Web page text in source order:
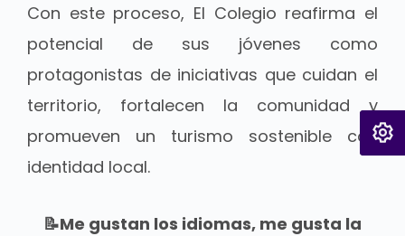
Con este proceso, El Colegio reafirma el
potencial de sus jóvenes como
protagonistas de iniciativas que cuidan el
territorio, fortalecen la comunidad y
promueven un turismo sostenible con
identidad local.
📝Me gustan los idiomas, me gusta la